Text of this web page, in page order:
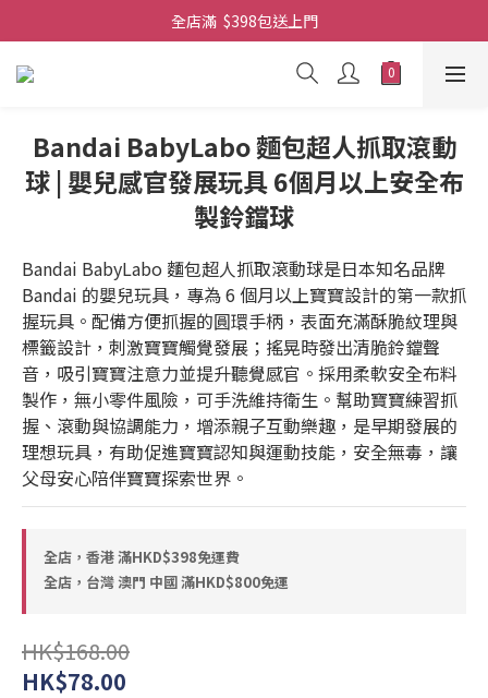
全店滿  $398包送上門
全店滿  $398包送上門
免費-簡單設計 禮卡 - 資料請在訂單上備注
Bandai BabyLabo 麵包超人抓取滾動
球 | 嬰兒感官發展玩具 6個月以上安全布
製鈴鐺球
Bandai BabyLabo 麵包超人抓取滾動球是日本知名品牌
Bandai 的嬰兒玩具，專為 6 個月以上寶寶設計的第一款抓
握玩具。配備方便抓握的圓環手柄，表面充滿酥脆紋理與
標籤設計，刺激寶寶觸覺發展；搖晃時發出清脆鈴鐺聲
音，吸引寶寶注意力並提升聽覺感官。採用柔軟安全布料
製作，無小零件風險，可手洗維持衛生。幫助寶寶練習抓
握、滾動與協調能力，增添親子互動樂趣，是早期發展的
理想玩具，有助促進寶寶認知與運動技能，安全無毒，讓
父母安心陪伴寶寶探索世界。
全店，香港 滿HKD$398免運費
全店，台灣 澳門 中國 滿HKD$800免運
HK$168.00
HK$78.00